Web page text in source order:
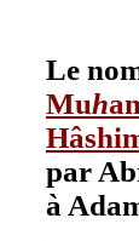
Le
Muh
par
à